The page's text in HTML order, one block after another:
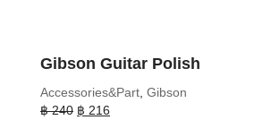
Gibson Guitar Polish
Accessories&Part, Gibson
฿240 Original
฿ 216